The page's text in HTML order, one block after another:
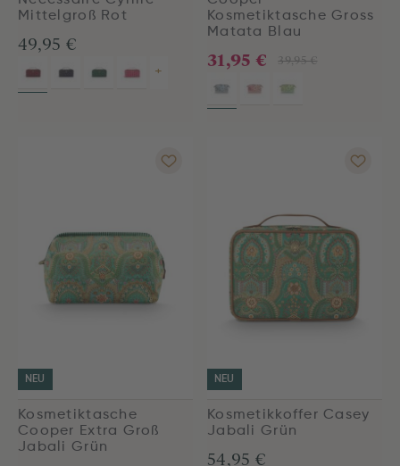
Mittelgroß Rot
49,95 €
+
Kosmetiktasche Gross
Matata Blau
39,95 €
31,95 €
NEU
Kosmetiktasche
Cooper Extra Groß
Jabali Grün
NEU
Kosmetikkoffer Casey
Jabali Grün
54,95 €